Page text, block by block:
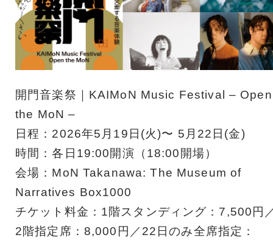
開門音楽祭｜KAIMoN Music Festival – Open
the MoN –
日程：2026年5月19日(火)〜 5月22日(金)
時間：各日19:00開演（18:00開場）
会場：MoN Takanawa: The Museum of
Narratives Box1000
チケット料金：1階スタンディング：7,500円
2階指定席：8,000円／22日のみ全席指定：